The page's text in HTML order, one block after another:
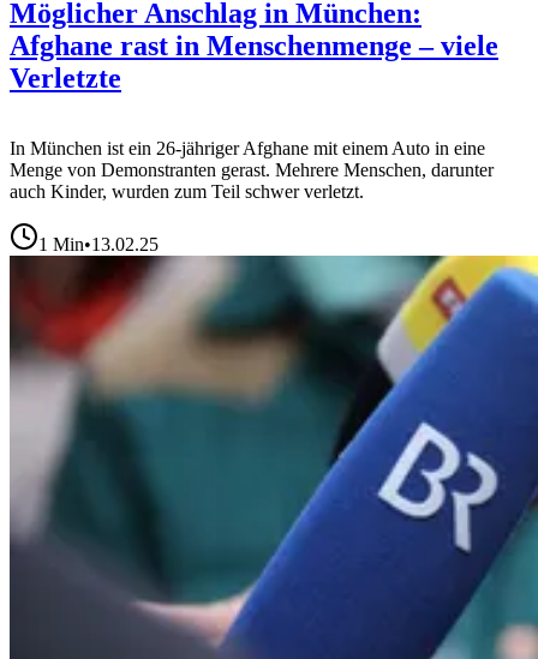
Möglicher Anschlag in München:
Afghane rast in Menschenmenge – viele
Verletzte
In München ist ein 26-jähriger Afghane mit einem Auto in eine
Menge von Demonstranten gerast. Mehrere Menschen, darunter
auch Kinder, wurden zum Teil schwer verletzt.
1 Min•13.02.25